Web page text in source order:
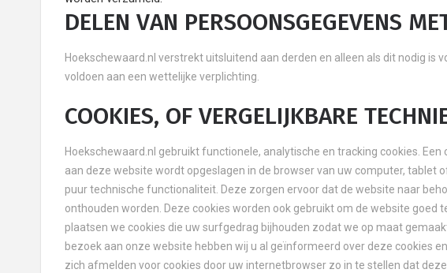
DELEN VAN PERSOONSGEGEVENS
Hoekschewaard.nl verstrekt uitsluitend aan derden en alleen als dit nodig
voldoen aan een wettelijke verplichting.
COOKIES, OF VERGELIJKBARE
Hoekschewaard.nl gebruikt functionele, analytische en tracking cookies.
aan deze website wordt opgeslagen in de browser van uw computer, tablet
puur technische functionaliteit. Deze zorgen ervoor dat de website naar
onthouden worden. Deze cookies worden ook gebruikt om de website
plaatsen we cookies die uw surfgedrag bijhouden zodat we op maat
bezoek aan onze website hebben wij u al geïnformeerd over deze cookies
zich afmelden voor cookies door uw internetbrowser zo in te stellen dat